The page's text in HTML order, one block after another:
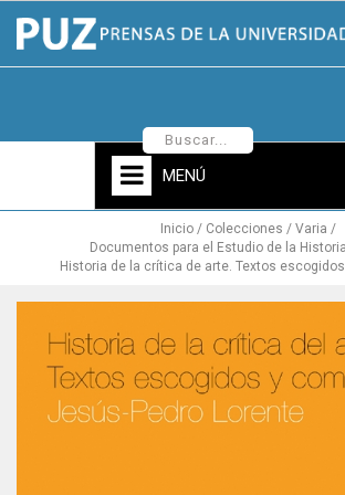
MENÚ
Inicio Colecciones
Varia
Documentos para el Estudio de la
Historia de la crítica de arte. Textos